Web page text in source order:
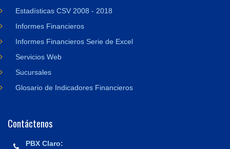
Estadísticas CSV 2008 - 2018
Informes Financieros
Informes Financieros Serie de Excel
Servicios Web
Sucursales
Glosario de Indicadores Financieros
Contáctenos
PBX Claro: